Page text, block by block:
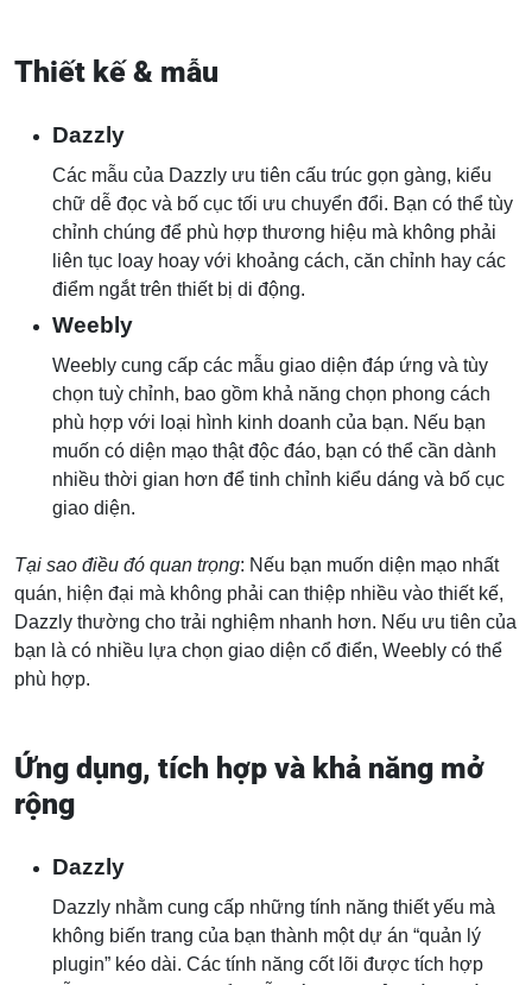
Thiết kế & mẫu
Dazzly
Các mẫu của Dazzly ưu tiên cấu trúc gọn gàng, kiểu
chữ dễ đọc và bố cục tối ưu chuyển đổi. Bạn có thể tùy
chỉnh chúng để phù hợp thương hiệu mà không phải
liên tục loay hoay với khoảng cách, căn chỉnh hay các
điểm ngắt trên thiết bị di động.
Weebly
Weebly cung cấp các mẫu giao diện đáp ứng và tùy
chọn tuỳ chỉnh, bao gồm khả năng chọn phong cách
phù hợp với loại hình kinh doanh của bạn. Nếu bạn
muốn có diện mạo thật độc đáo, bạn có thể cần dành
nhiều thời gian hơn để tinh chỉnh kiểu dáng và bố cục
giao diện.
Tại sao điều đó quan trọng: Nếu bạn muốn diện mạo nhất
quán, hiện đại mà không phải can thiệp nhiều vào thiết kế,
Dazzly thường cho trải nghiệm nhanh hơn. Nếu ưu tiên của
bạn là có nhiều lựa chọn giao diện cổ điển, Weebly có thể
phù hợp.
Ứng dụng, tích hợp và khả năng mở
rộng
Dazzly
Dazzly nhằm cung cấp những tính năng thiết yếu mà
không biến trang của bạn thành một dự án “quản lý
plugin” kéo dài. Các tính năng cốt lõi được tích hợp